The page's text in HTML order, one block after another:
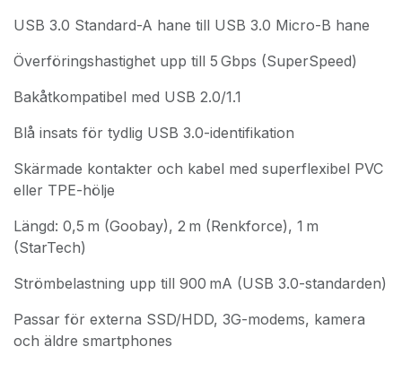
USB 3.0 Standard-A hane till USB 3.0 Micro-B hane
Överföringshastighet upp till 5 Gbps (SuperSpeed)
Bakåtkompatibel med USB 2.0/1.1
Blå insats för tydlig USB 3.0-identifikation
Skärmade kontakter och kabel med superflexibel PVC
eller TPE-hölje
Längd: 0,5 m (Goobay), 2 m (Renkforce), 1 m
(StarTech)
Strömbelastning upp till 900 mA (USB 3.0-standarden)
Passar för externa SSD/HDD, 3G-modems, kamera
och äldre smartphones